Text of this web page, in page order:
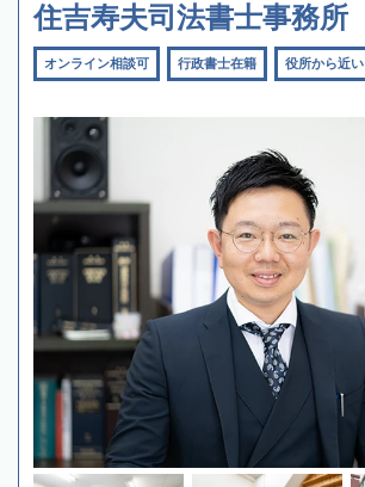
住吉寿夫司法書士事務所
オンライン相談可 行政書士在籍 役所から近い